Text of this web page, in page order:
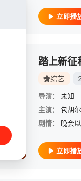
立即播
踏上新
综艺
导演：
未知
主演：
包胡
剧情：
立即播